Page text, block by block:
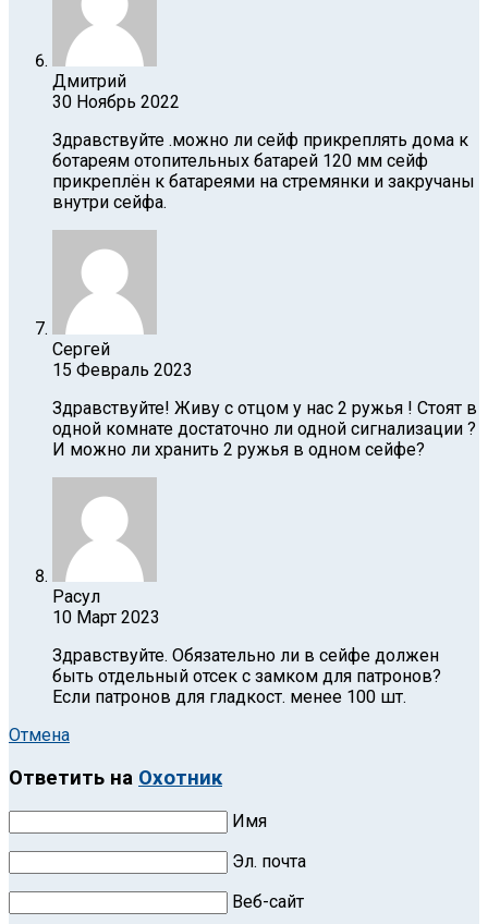
Дмитрий
30 Ноябрь 2022
Здравствуйте .можно ли сейф прикреплять дома к
ботареям отопительных батарей 120 мм сейф
прикреплён к батареями на стремянки и закручаны
внутри сейфа.
Сергей
15 Февраль 2023
Здравствуйте! Живу с отцом у нас 2 ружья ! Стоят в
одной комнате достаточно ли одной сигнализации ?
И можно ли хранить 2 ружья в одном сейфе?
Расул
10 Март 2023
Здравствуйте. Обязательно ли в сейфе должен
быть отдельный отсек с замком для патронов?
Если патронов для гладкост. менее 100 шт.
Отмена
Ответить на Охотник
Имя
Эл. почта
Веб-сайт